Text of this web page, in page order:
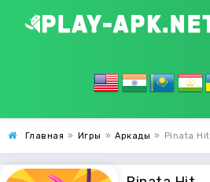
Главная » Игры » Аркады » Pinata Hit